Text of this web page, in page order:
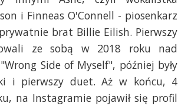
i Finneas O'Connell - piosenkarz
brat Billie Eilish. Pierwszy
ze sobą w 2018 roku nad
Side of Myself", później były
i pierwszy duet. Aż w końcu, 4
na Instagramie pojawił się profil